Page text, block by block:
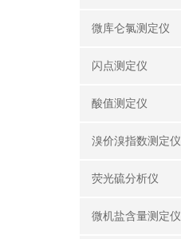
微库仑氯测定仪
闪点测定仪
酸值测定仪
溴价溴指数测定仪
荧光硫分析仪
微机盐含量测定仪